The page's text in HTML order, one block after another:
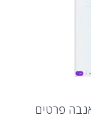
פרטים